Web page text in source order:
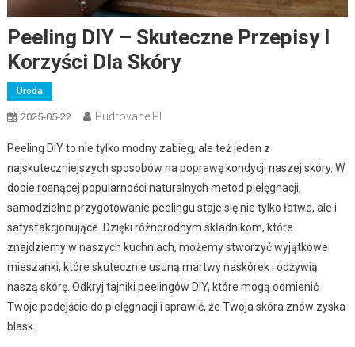
Peeling DIY – Skuteczne Przepisy I
Korzyści Dla Skóry
Uroda
2025-05-22 Pudrovane.pl
Peeling DIY to nie tylko modny zabieg, ale też jeden z
najskuteczniejszych sposobów na poprawę kondycji naszej skóry. W
dobie rosnącej popularności naturalnych metod pielęgnacji,
samodzielne przygotowanie peelingu staje się nie tylko łatwe, ale i
satysfakcjonujące. Dzięki różnorodnym składnikom, które
znajdziemy w naszych kuchniach, możemy stworzyć wyjątkowe
mieszanki, które skutecznie usuną martwy naskórek i odżywią
naszą skórę. Odkryj tajniki peelingów DIY, które mogą odmienić
Twoje podejście do pielęgnacji i sprawić, że Twoja skóra znów zyska
blask.